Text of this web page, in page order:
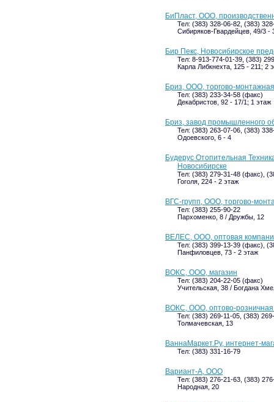
БиПласт, ООО,
Тел: (383) 328-06-82, (383)
Сибиряков-Гвардейцев, 49/3 -
Бир Пекс, Новосибирское
Тел: 8-913-774-01-39, (383)
Карла Либкнехта, 125 - 211; 2
Бриз, ООО, торгово-
Тел: (383) 233-34-58 (факс)
Декабристов, 92 - 17/1; 1 этаж
Бриз, завод промышленного
Тел: (383) 263-07-06, (383)
Одоевского, 6 - 4
Будерус Отопительная
Новосибирске
Тел: (383) 279-31-48 (факс),
Гоголя, 224 - 2 этаж
ВГС-групп, ООО, торгово-
Тел: (383) 255-90-22
Пархоменко, 8 / Дружбы, 12
ВЕЛЕС, ООО, оптовая
Тел: (383) 399-13-39 (факс),
Панфиловцев, 73 - 2 этаж
ВОКС, ООО, магазин
Тел: (383) 204-22-05 (факс)
Учительская, 38 / Богдана
ВОКС, ООО, оптово-
Тел: (383) 269-11-05, (383)
Толмачевская, 13
ВаннаМаркет.Ру, интернет-
Тел: (383) 331-16-79
Вариант-А, ООО
Тел: (383) 276-21-63, (383)
Народная, 20